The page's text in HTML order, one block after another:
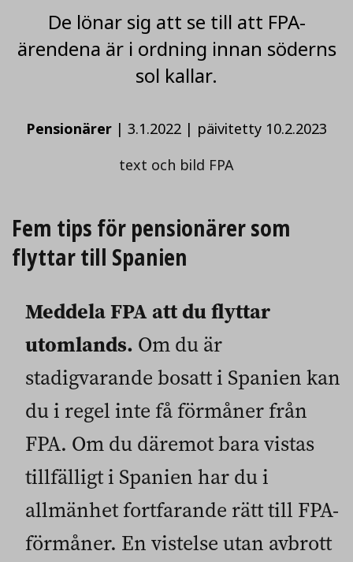
De lönar sig att se till att FPA-
ärendena är i ordning innan söderns
sol kallar.
Pensionärer | 3.1.2022 | päivitetty 10.2.2023
text och bild FPA
Fem tips för pensionärer som
flyttar till Spanien
Meddela FPA att du flyttar
utomlands. Om du är
stadigvarande bosatt i Spanien kan
du i regel inte få förmåner från
FPA. Om du däremot bara vistas
tillfälligt i Spanien har du i
allmänhet fortfarande rätt till FPA-
förmåner. En vistelse utan avbrott